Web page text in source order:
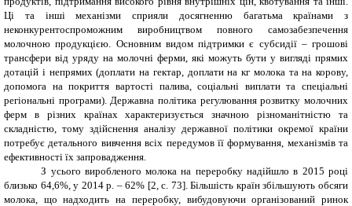
Ці та інші механізми сприяли досягненню багатьма країнами з
неконкурентоспроможним виробництвом повного самозабезпечення
молочною продукцією. Основним видом підтримки є субсидії – грошові
трансфери від уряду на молочні ферми, які можуть бути у вигляді прямих
дотацій і непрямих (доплати на гектар, доплати на кг молока та на корову,
допомога на покриття вартості палива, соціальні виплати та спеціальні
регіональні програми). Державна політика регулювання розвитку молочних
ферм в різних країнах характеризується значною різноманітністю та
складністю, тому здійснення аналізу державної політики окремої країни
потребує детального вивчення всіх передумов її формування, механізмів та
ефективності їх запровадження.
З усього виробленого молока на переробку надійшло в 2015 році
близько 64,6%, у 2014 р. – 62% [2, с. 73]. Більшість країн збільшують обсяги
молока, що надходить на переробку, вибудовуючи організований ринок